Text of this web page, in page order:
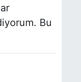
Bu